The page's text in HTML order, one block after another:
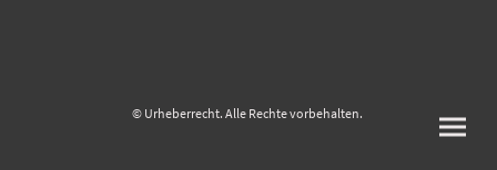
© Urheberrecht. Alle Rechte vorbehalten.